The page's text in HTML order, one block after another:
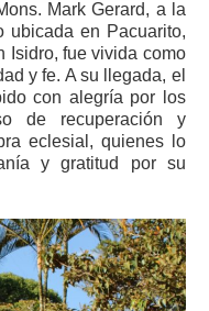
Mark Gerard, a la
ubicada en Pacuarito,
Isidro, fue vivida como
y fe. A su llegada, el
con alegría por los
de recuperación y
eclesial, quienes lo
y gratitud por su